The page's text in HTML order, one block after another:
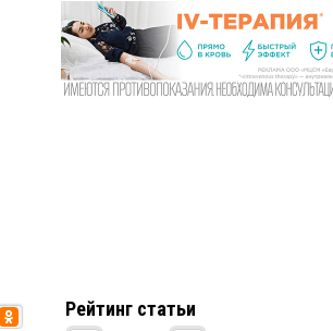
Рейтинг статьи